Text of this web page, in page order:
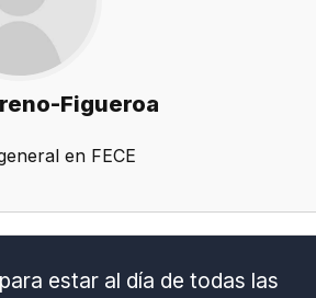
Figueroa
en FECE
estar al día de todas las